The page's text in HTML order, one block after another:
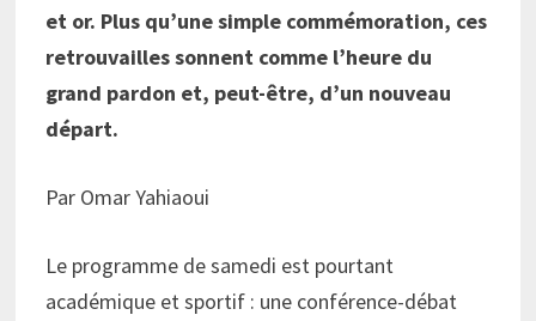
et or. Plus qu’une simple commémoration, ces
retrouvailles sonnent comme l’heure du
grand pardon et, peut-être, d’un nouveau
départ.
Par Omar Yahiaoui
Le programme de samedi est pourtant
académique et sportif : une conférence-débat